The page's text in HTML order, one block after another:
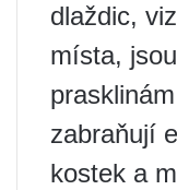
dlaždic,
místa,
zabraňují
kostek a